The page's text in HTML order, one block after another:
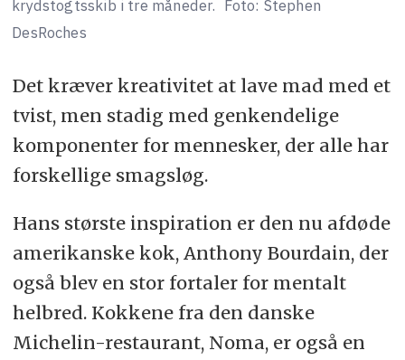
krydstogtsskib i tre måneder. Foto: Stephen
DesRoches
Det kræver kreativitet at lave mad med et
tvist, men stadig med genkendelige
komponenter for mennesker, der alle har
forskellige smagsløg.
Hans største inspiration er den nu afdøde
amerikanske kok, Anthony Bourdain, der
også blev en stor fortaler for mentalt
helbred. Kokkene fra den danske
Michelin-restaurant, Noma, er også en